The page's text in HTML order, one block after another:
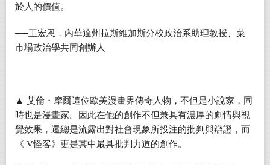
於人的價值。
──王宏恩，內華達州拉斯維加斯分校政治系助理教授、菜
市場政治學共同創辦人
▲ 艾倫・摩爾這位歐美漫畫界傳奇人物，不但是小說家，同
時也是漫畫家。因此在他的創作不但兼具有濃厚的劇情與視
覺效果，還總是流露出對社會現象所投注的批判與辯證，而
《 V怪客》更是其中最具批判力道的創作。